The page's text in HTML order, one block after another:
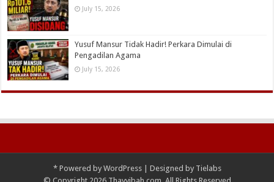
July 15, 2026
Yusuf Mansur Tidak Hadir! Perkara Dimulai di
Pengadilan Agama
July 15, 2026
*Powered by WordPress| Designed by Tielabs